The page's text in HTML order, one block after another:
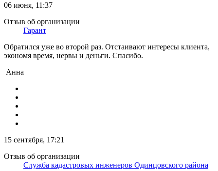
06 июня, 11:37
Отзыв об организации
Гарант
Обратился уже во второй раз. Отстаивают интересы клиента,
экономя время, нервы и деньги. Спасибо.
Анна
15 сентября, 17:21
Отзыв об организации
Служба кадастровых инженеров Одинцовского района